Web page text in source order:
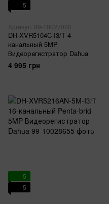
5
Артикул: 99-10027000
DH-XVR5104C-I3/T 4-
канальный 5MP
Видеорегистратор Dahua
4 995 грн
5
5